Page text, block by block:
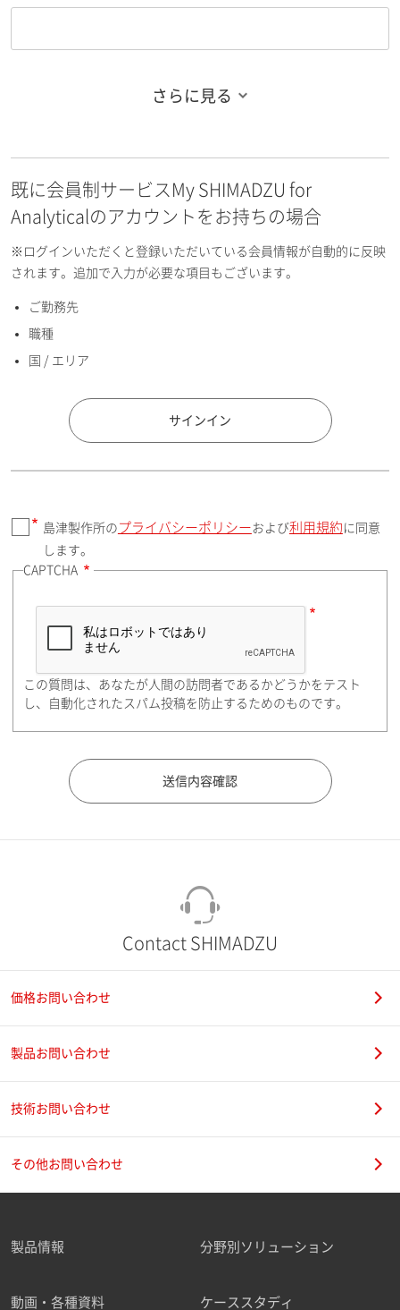
お名前フリガナ（名）
E-mailアドレス（半角英数）
国 / エリア
郵便番号（勤務先）
住所検索
都道府県（勤務先）
ご勤務先
さらに見る
既に会員制サービスMy SHIMADZU for
Analyticalのアカウントをお持ちの場合
※ログインいただくと登録いただいている会員情報が自動的に反映
されます。追加で入力が必要な項目もございます。
ご勤務先
職種
国 / エリア
サインイン
島津製作所の プライバシーポリシー および利用規約 に同意
します。
CAPTCHA
この質問は、あなたが人間の訪問者であるかどうかをテスト
し、自動化されたスパム投稿を防止するためのものです。
Contact SHIMADZU
価格お問い合わせ
製品お問い合わせ
技術お問い合わせ
その他お問い合わせ
製品情報 分野別ソリューション
動画・各種資料 ケーススタディ